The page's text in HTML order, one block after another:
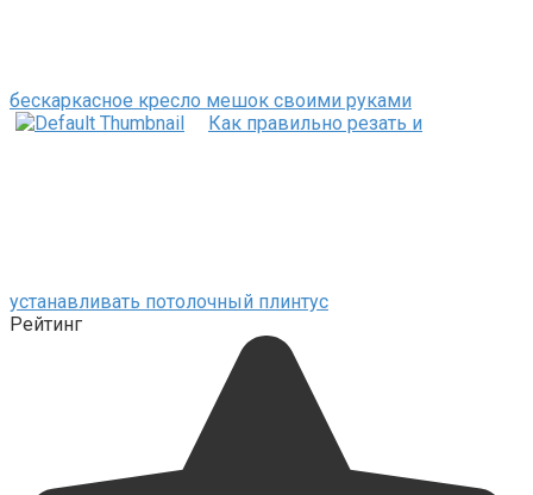
бескаркасное кресло мешок своими руками
Как правильно резать и
устанавливать потолочный плинтус
Рейтинг